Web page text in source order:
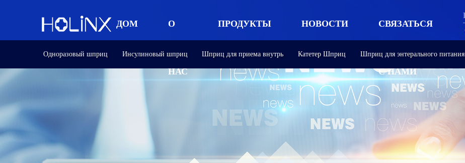
ДОМ О
НАС
ПРОДУКТЫ НОВОСТИ СВЯЗАТЬСЯ
С НАМИ
Одноразовый шприц Инсулиновый шприц Шприц для приема внутрь Катетер Шприц Шприц для энтерального питания